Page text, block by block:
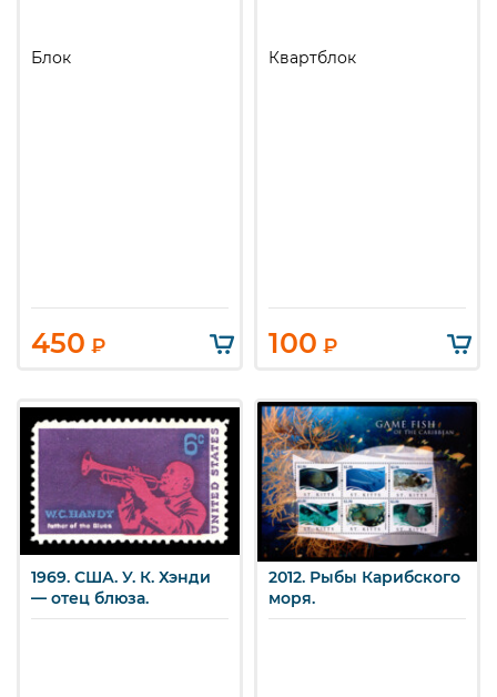
Блок
450 ₽
Квартблок
100 ₽
1969. США. У. К. Хэнди
— отец блюза.
2012. Рыбы Карибского
моря.